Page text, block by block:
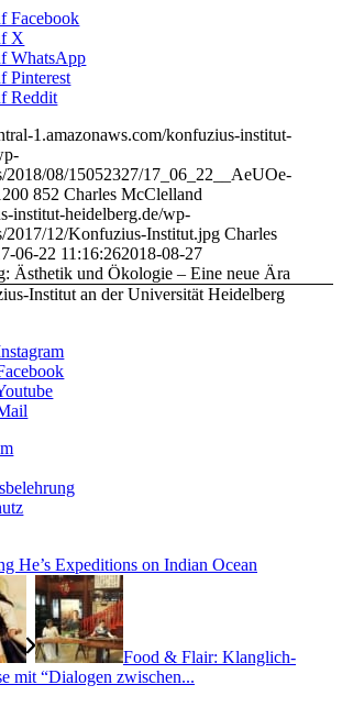
Facebook
X
WhatsApp
Pinterest
Reddit
1.amazonaws.com/konfuzius-institut-
2018/08/15052327/17_06_22__AeUOe-
852 Charles McClelland
institut-heidelberg.de/wp-
2017/12/Konfuzius-Institut.jpg Charles
06-22 11:16:262018-08-27
Ästhetik und Ökologie – Eine neue Ära
Institut an der Universität Heidelberg
He’s Expeditions on Indian Ocean
Food & Flair: Klanglich-
mit “Dialogen zwischen...